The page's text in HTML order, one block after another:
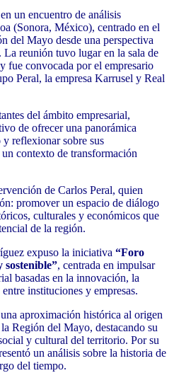
un encuentro de análisis
(Sonora, México), centrado en el
del Mayo desde una perspectiva
reunión tuvo lugar en la sala de
fue convocada por el empresario
Peral, la empresa Karrusel y Real
del ámbito empresarial,
de ofrecer una panorámica
reflexionar sobre sus
contexto de transformación
de Carlos Peral, quien
promover un espacio de diálogo
culturales y económicos que
de la región.
expuso la iniciativa “Foro
sostenible”, centrada en impulsar
basadas en la innovación, la
instituciones y empresas.
aproximación histórica al origen
Región del Mayo, destacando su
y cultural del territorio. Por su
un análisis sobre la historia de
del tiempo.